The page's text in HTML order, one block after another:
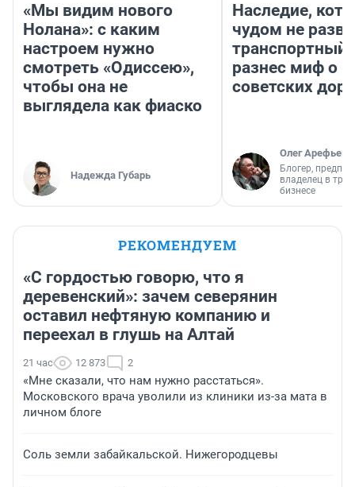
«Мы видим нового
Нолана»: с каким
настроем нужно
смотреть «Одиссею»,
чтобы она не
выглядела как фиаско
Надежда Губарь
Наследие,
чудом не
транспортный
разнес миф о
советских
Олег Арефьев
Блогер,
владелец в
бизнесе
РЕКОМЕНДУЕМ
«С гордостью говорю, что я
деревенский»: зачем северянин
оставил нефтяную компанию и
переехал в глушь на Алтай
21 час 12 873 2
«Мне сказали, что нам нужно расстаться».
Московского врача уволили из клиники из-за мата в
личном блоге
Соль земли забайкальской. Нижегородцевы